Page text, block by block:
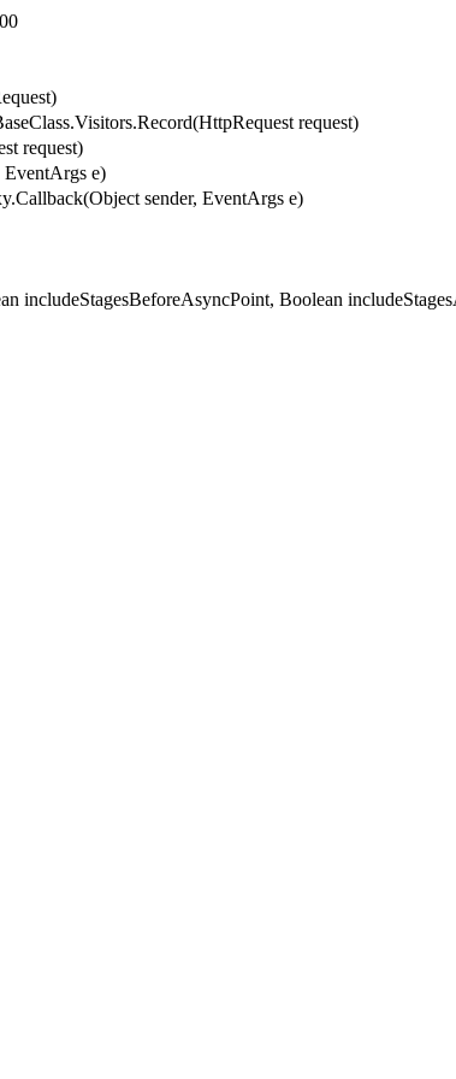
request)
request)
EventArgs e)
sender, EventArgs e)
includeStagesBeforeAsyncPoint, Boolean